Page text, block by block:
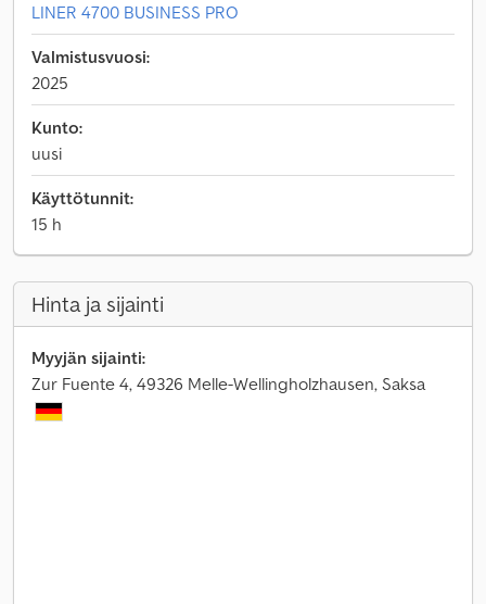
LINER 4700 BUSINESS PRO
Valmistusvuosi:
2025
Kunto:
uusi
Käyttötunnit:
15 h
Hinta ja sijainti
Myyjän sijainti:
Zur Fuente 4, 49326 Melle-Wellingholzhausen, Saksa